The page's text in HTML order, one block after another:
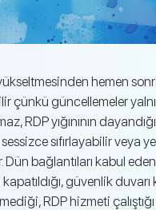
hemen
çünkü güncellemeler
RDP yığınının
sessizce sıfırlayabilir veya
bağlantıları kabul
güvenlik duvarı
RDP hizmeti